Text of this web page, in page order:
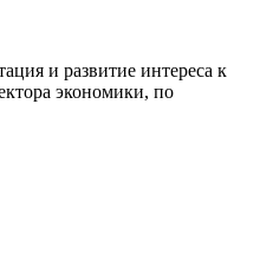
и развитие интереса к
экономики, по